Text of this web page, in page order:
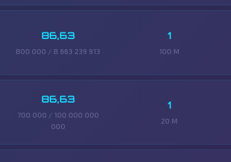
86,63
800 000 / 8 663 239 913
1
100 M
86,63
700 000 / 100 000 000
000
1
20 M